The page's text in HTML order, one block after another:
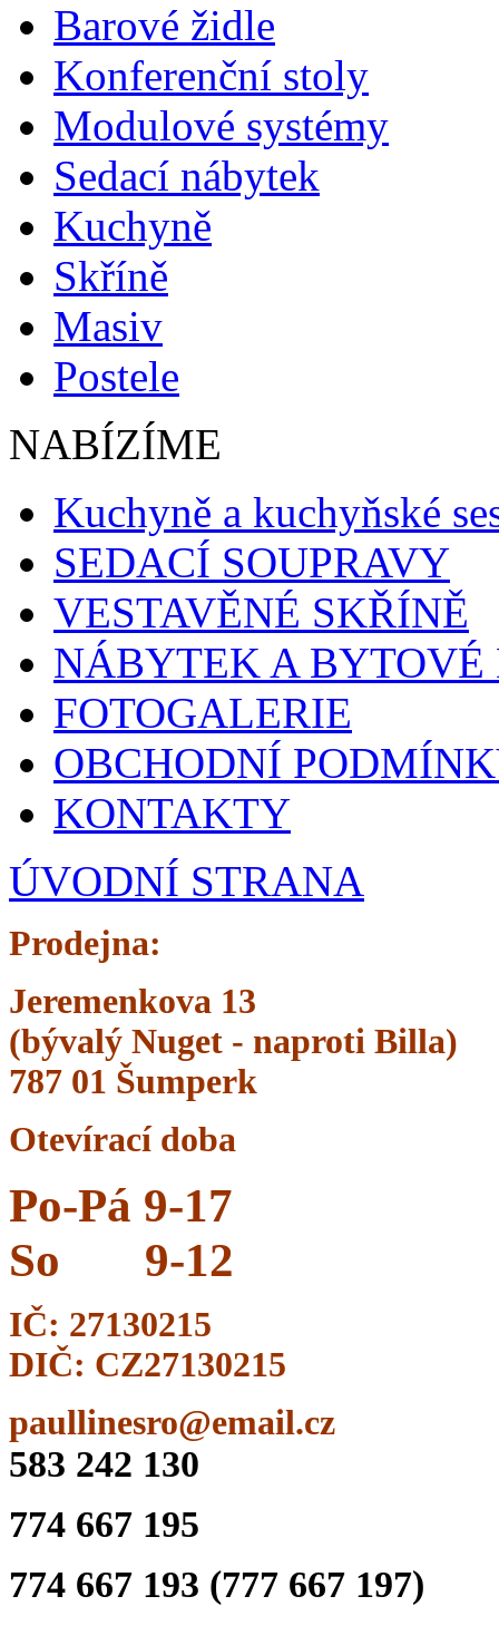
Barové židle
Konferenční stoly
Modulové systémy
Sedací nábytek
Kuchyně
Skříně
Masiv
Postele
NABÍZÍME
Kuchyně a kuchyňské
SEDACÍ SOUPRAVY
VESTAVĚNÉ SKŘÍNĚ
NÁBYTEK A BYTOVÉ
FOTOGALERIE
OBCHODNÍ
KONTAKTY
ÚVODNÍ STRANA
Prodejna:
Jeremenkova 13
(bývalý Nuget - naproti Billa)
787 01 Šumperk
Otevírací doba
Po-Pá 9-17
So
9-12
IČ: 27130215
DIČ: CZ27130215
paullinesro@email.cz
583 242 130
774 667 195
774 667 193 (777 667 197)